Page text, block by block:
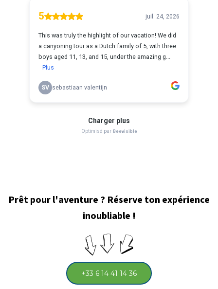
Prêt pour l'aventure ? Réserve ton expérience
inoubliable !
+33 6 14 41 14 36